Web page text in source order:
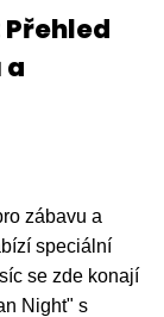
zábavu a
speciální
se zde konají
Night" s